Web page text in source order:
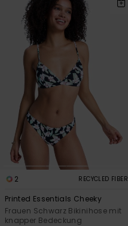
2 RECYCLED FIBER
Printed Essentials Cheeky
Frauen Schwarz Bikinihose mit
knapper Bedeckung